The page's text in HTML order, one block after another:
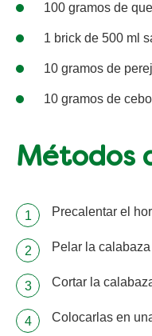
100 gramos de
1 brick de 500 ml
10 gramos de
10 gramos de
Métodos
Precalentar el
Pelar la
Cortar la
Colocarlas en